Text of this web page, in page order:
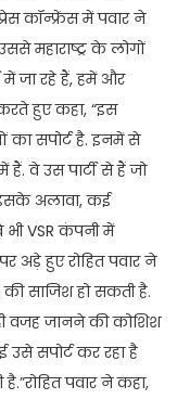
कॉन्फ्रेंस में पवार ने
महाराष्ट्र के लोगों
जा रहे हैं, हमें और
करते हुए कहा, “इस
का सपोर्ट है. इनमें से
वे उस पार्टी से हैं जो
इसके अलावा, कई
VSR कंपनी में
अड़े हुए रोहित पवार ने
साजिश हो सकती है.
वजह जानने की कोशिश
उसे सपोर्ट कर रहा है
पवार ने कहा,